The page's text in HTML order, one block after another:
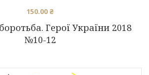
Герої України 2018
№10-12
150.00 ₴